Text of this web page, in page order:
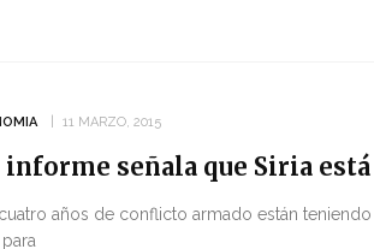
11 MARZO, 2015
informe señala que Siria
cuatro años de conflicto armado están